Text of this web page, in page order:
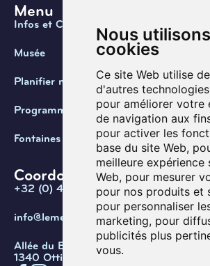
Nous
cookies
Ce site Web utilise
d'autres
pour améliorer votre
de navigation aux
pour activer les
base du site Web,
meilleure expérience
Web, pour mesurer
pour nos produits et
pour personnaliser
marketing, pour
publicités plus
vous.
Menu
Infos et Contact
Musée
Planifier ma visite
Programmation
Fontaines de Belgique
Coordonnées
+32 (0) 470 / 67.20.55
info@lemef.be
Allée du Bois des Rêves 1,
1340 Ottignies-Louvain-la-Neuve